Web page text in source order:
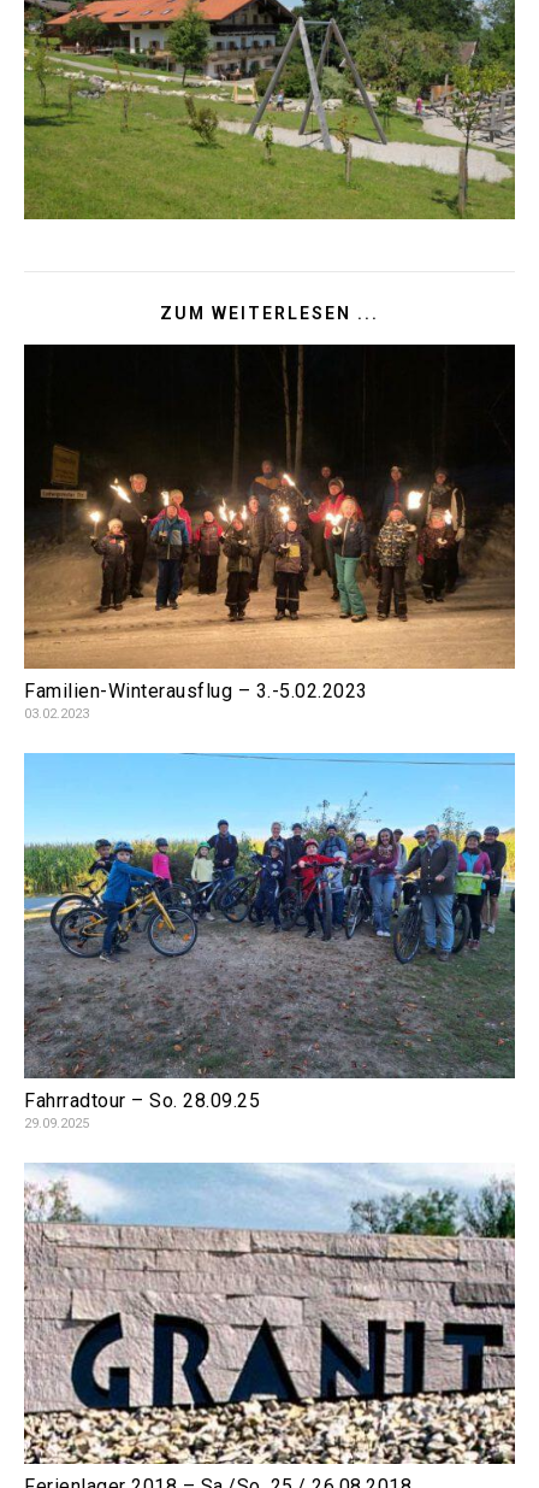
ZUM WEITERLESEN ...
Familien-Winterausflug – 3.-5.02.2023
03.02.2023
Fahrradtour – So. 28.09.25
29.09.2025